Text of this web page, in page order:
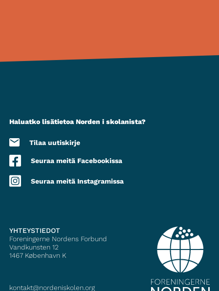
Haluatko lisätietoa Norden i skolanista?
Tilaa uutiskirje
Seuraa meitä Facebookissa
Seuraa meitä Instagramissa
YHTEYSTIEDOT
Foreningerne Nordens Forbund
Vandkunsten 12
1467 København K
kontakt@nordeniskolen.org